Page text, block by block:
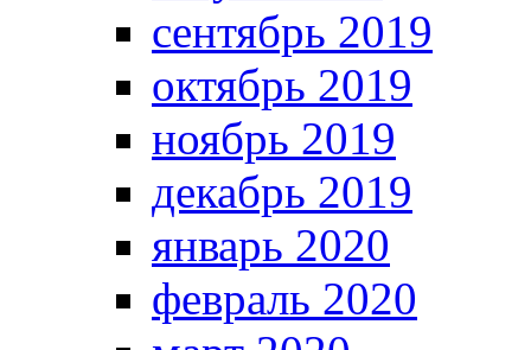
сентябрь 2019
октябрь 2019
ноябрь 2019
декабрь 2019
январь 2020
февраль 2020